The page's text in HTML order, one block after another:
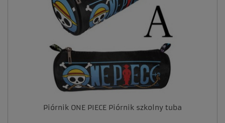
Piórnik ONE PIECE Piórnik szkolny tuba